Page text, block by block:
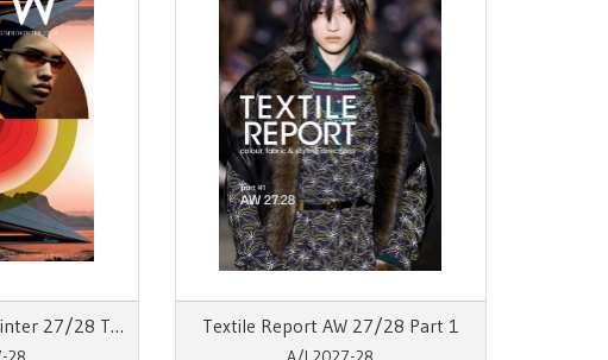
View 155 Autumn Winter 27/28 The Mainseason Issue Textile Report AW 27/28 Part 1